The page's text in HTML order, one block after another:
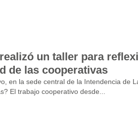
un taller para
de las cooperativas
en la sede central de la Intendencia de
El trabajo cooperativo desde...